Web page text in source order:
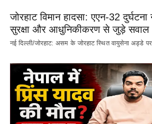
जोरहाट विमान हादसा: एएन-32
सुरक्षा और आधुनिकीकरण से जुड़े सवाल
नई दिल्ली/जोरहाट: असम के जोरहाट स्थित वायुसेना अड्डे